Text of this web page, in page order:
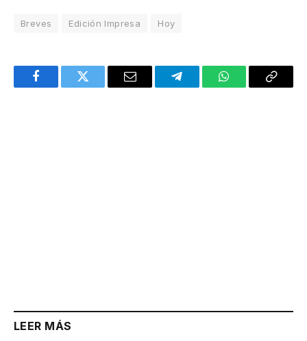
Breves Edición Impresa Hoy
FacebookTwitter Email TelegramWhatsAppCopy
LEER MÁS